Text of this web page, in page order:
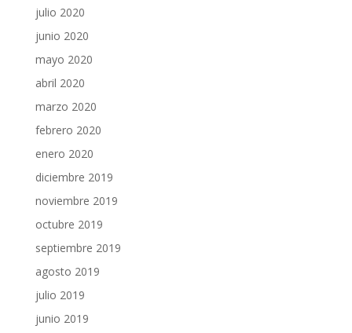
julio 2020
junio 2020
mayo 2020
abril 2020
marzo 2020
febrero 2020
enero 2020
diciembre 2019
noviembre 2019
octubre 2019
septiembre 2019
agosto 2019
julio 2019
junio 2019